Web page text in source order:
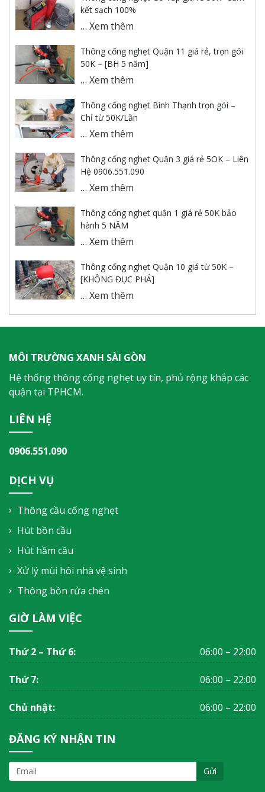
kết sạch 100%
… Xem thêm
Thông cống nghẹt Quận 11 giá rẻ, trọn gói
50K – [BH 5 năm]
… Xem thêm
Thông cống nghẹt Bình Thạnh trọn gói –
Chỉ từ 50K/Lần
… Xem thêm
Thông cống nghẹt Quận 3 giá rẻ 5OK – Liên
Hệ 0906.551.090
… Xem thêm
Thông cống nghẹt quận 1 giá rẻ 50K bảo
hành 5 NĂM
… Xem thêm
Thông cống nghẹt Quận 10 giá từ 50K –
[KHÔNG ĐỤC PHÁ]
… Xem thêm
MÔI TRƯỜNG XANH SÀI GÒN
Hệ thống thông cống nghẹt uy tín, phủ rộng khắp các
quận tại TPHCM.
LIÊN HỆ
0906.551.090
DỊCH VỤ
Thông cầu cống nghẹt
Hút bồn cầu
Hút hầm cầu
Xử lý mùi hôi nhà vệ sinh
Thông bồn rửa chén
GIỜ LÀM VIỆC
Thứ 2 – Thứ 6: 06:00 – 22:00
Thứ 7: 06:00 – 22:00
Chủ nhật: 06:00 – 22:00
ĐĂNG KÝ NHẬN TIN